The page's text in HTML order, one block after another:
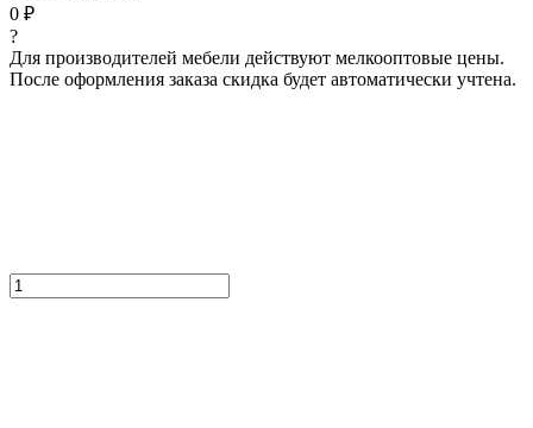
0 ₽
?
Для производителей мебели действуют мелкооптовые цены.
После оформления заказа скидка будет автоматически учтена.